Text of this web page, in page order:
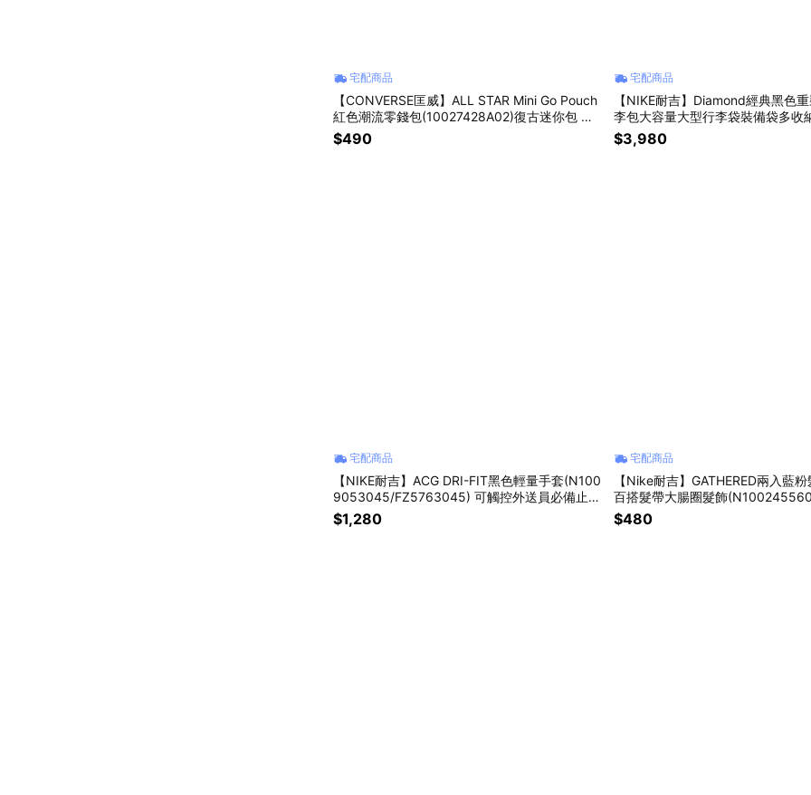
宅配商品
【CONVERSE匡威】ALL STAR Mini Go Pouch
紅色潮流零錢包(10027428A02)復古迷你包 隨
行耳機包隨身小收納袋 迷你復古後背包 交換禮
物 男友禮物 女友禮物
$490
宅配商品
【NIKE耐吉】Diamond經典黑色
李包大容量大型行李袋裝備袋多收
提行李登機包旅行包運動袋
B3163091)天秤座生日禮物 交換禮
$3,980
宅配商品
【NIKE耐吉】ACG DRI-FIT黑色輕量手套(N100
9053045/FZ5763045) 可觸控外送員必備止汗
速乾透氣導電保暖單車騎車冬天運動 天蠍座生日
禮物 男生女生生日禮物
$1,280
宅配商品
【Nike耐吉】GATHERED兩入藍
百搭髮帶大腸圈髮飾
球跑步田徑重訓瑜珈適用 運動穿搭
禮物 女生禮物 送禮推薦 情人節禮物
$480